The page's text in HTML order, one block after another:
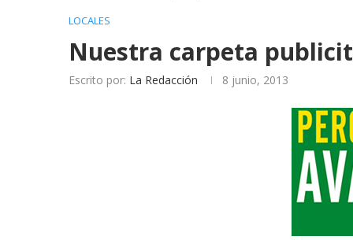
LOCALES
Nuestra carpeta
Escrito por: La Redacción 8 junio, 2013